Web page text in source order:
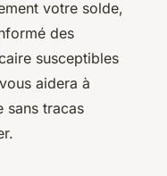
votre solde,
des
susceptibles
aidera à
sans tracas